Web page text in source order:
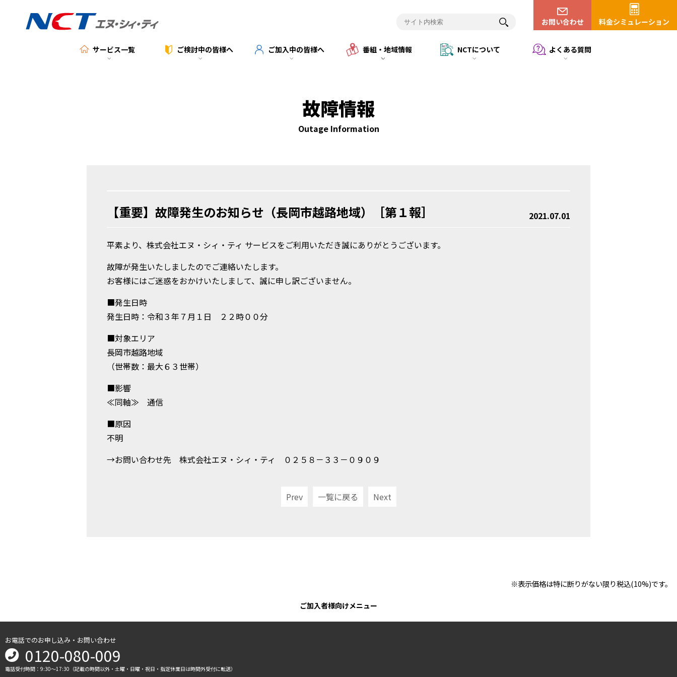
お問い合わせ 料金シミュレーション
サービス一覧 ご検討中の皆様へ ご加入中の皆様へ 番組・地域情報 NCTについて よくある質問
故障情報
Outage Information
【重要】故障発生のお知らせ（長岡市越路地域）［第１報］ 2021.07.01
平素より、株式会社エヌ・シィ・ティ サービスをご利用いただき誠にありがとうございます。
故障が発生いたしましたのでご連絡いたします。
お客様にはご迷惑をおかけいたしまして、誠に申し訳ございません。
■発生日時
発生日時：令和３年７月１日 ２２時００分
■対象エリア
長岡市越路地域
（世帯数：最大６３世帯）
■影響
≪同軸≫ 通信
■原因
不明
→お問い合わせ先 株式会社エヌ・シィ・ティ ０２５８－３３－０９０９
Prev 一覧に戻る Next
※表示価格は特に断りがない限り税込(10%)です。
ご加入者様向けメニュー
お電話でのお申し込み・お問い合わせ
0120-080-009
電話受付時間：9:30～17:30（記載の時間以外・土曜・日曜・祝日・指定休業日は時間外受付に転送）